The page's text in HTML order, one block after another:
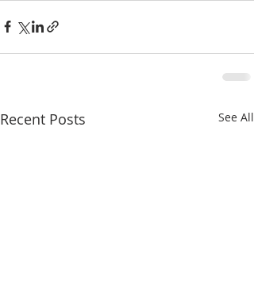
Recent Posts See All